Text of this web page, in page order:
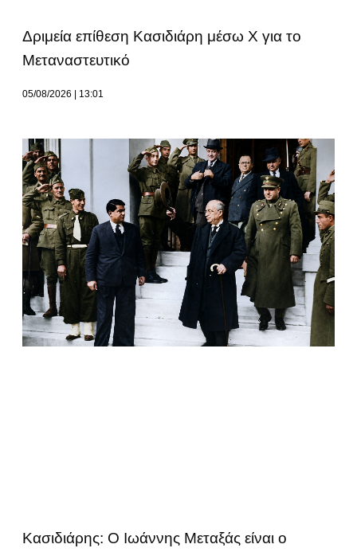
Δριμεία επίθεση Κασιδιάρη μέσω Χ για το
Μεταναστευτικό
05/08/2026 13:01
Κασιδιάρης: Ο Ιωάννης Μεταξάς είναι ο